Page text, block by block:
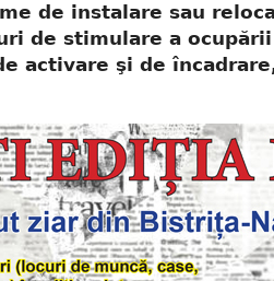
de instalare sau
de stimulare a
activare şi de